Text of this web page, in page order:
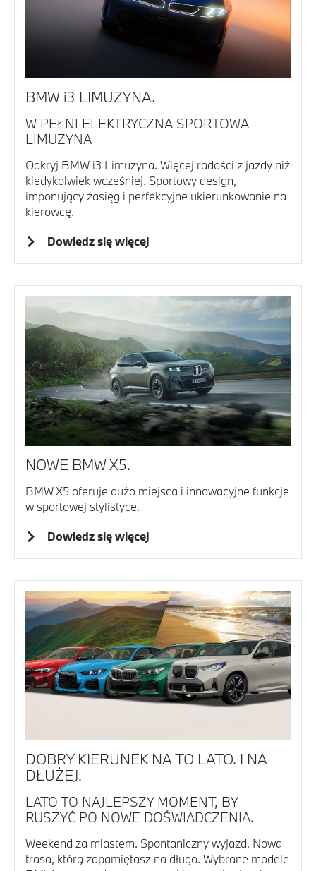
BMW i3 LIMUZYNA.
W PEŁNI ELEKTRYCZNA SPORTOWA
LIMUZYNA
Odkryj BMW i3 Limuzyna. Więcej radości z jazdy niż
kiedykolwiek wcześniej. Sportowy design,
imponujący zasięg i perfekcyjne ukierunkowanie na
kierowcę.
Dowiedz się więcej
NOWE BMW X5.
BMW X5 oferuje dużo miejsca i innowacyjne funkcje
w sportowej stylistyce.
Dowiedz się więcej
DOBRY KIERUNEK NA TO LATO. I NA
DŁUŻEJ.
LATO TO NAJLEPSZY MOMENT, BY
RUSZYĆ PO NOWE DOŚWIADCZENIA.
Weekend za miastem. Spontaniczny wyjazd. Nowa
trasa, którą zapamiętasz na długo. Wybrane modele